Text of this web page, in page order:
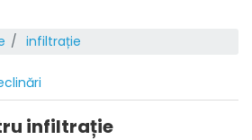
infiltrație
infiltrație